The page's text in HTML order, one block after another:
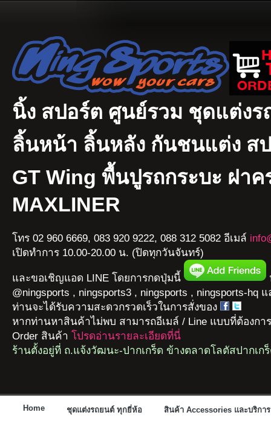
นิ้ง สปอร์ต ศูนย์รวม ชุดแต่งร
ลิ้นหน้า ลิ้นหลัง กันชนแต่ง สป
GT Wing พื้นปูรถกระบะ ฝาค
MAXLINER
โทร 02 960 6669, 083 920 9222, 088 312 5082 อีเมล์
เปิดทำการ 10.00-20.00 น. (ปิดทุกวันจันทร์)
และขอเชิญแอด LINE โดยการกดปุ่มนี้
@ningsports , ningsports3 , ningsports , ningsports-hq
ท่านจะได้รับความสะดวกรวดเร็วในการสั่งของ
หากท่านหาสินค้าไม่พบ สามารถอีเมล์ / Line แบบที่ต้องกา
Order สินค้า โปรดอ่านรายละเอียดที่นี่
ร้านตั้งอยู่ที่ ถ.แจ้งวัฒนะ-ปากเกร็ด ข้างตลาดโลตัสปากเก
Home ชุดแต่งรถยนต์ ทุกยี่ห้อ สินค้า Accessories และบริการ